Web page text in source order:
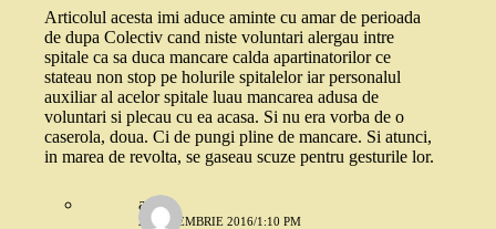
Articolul acesta imi aduce aminte cu amar de perioada
de dupa Colectiv cand niste voluntari alergau intre
spitale ca sa duca mancare calda apartinatorilor ce
stateau non stop pe holurile spitalelor iar personalul
auxiliar al acelor spitale luau mancarea adusa de
voluntari si plecau cu ea acasa. Si nu era vorba de o
caserola, doua. Ci de pungi pline de mancare. Si atunci,
in marea de revolta, se gaseau scuze pentru gesturile lor.
anca
2 SEPTEMBRIE 2016/1:10 PM